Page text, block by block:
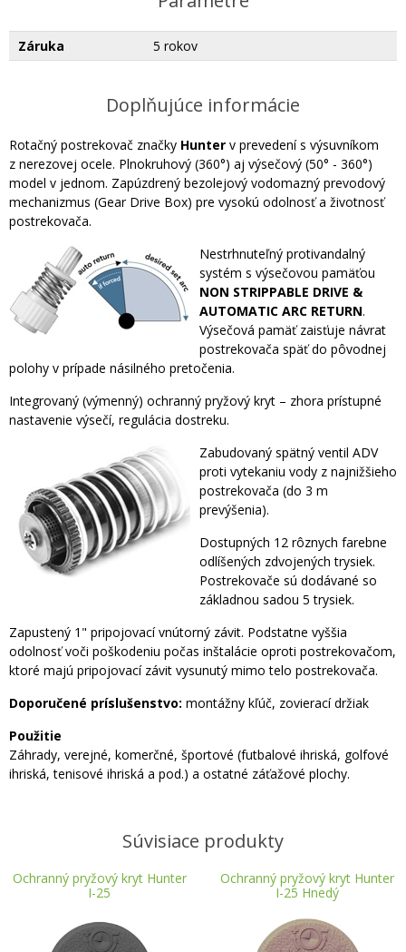
Záruka 5 rokov
Doplňujúce informácie
Rotačný postrekovač značky Hunter v prevedení s výsuvníkom
z nerezovej ocele. Plnokruhový (360°) aj výsečový (50° - 360°)
model v jednom. Zapúzdrený bezolejový vodomazný prevodový
mechanizmus (Gear Drive Box) pre vysokú odolnosť a životnosť
postrekovača.
Nestrhnuteľný protivandalný
systém s výsečovou pamäťou
NON STRIPPABLE DRIVE &
AUTOMATIC ARC RETURN.
Výsečová pamäť zaisťuje návrat
postrekovača späť do pôvodnej
polohy v prípade násilného pretočenia.
Integrovaný (výmenný) ochranný pryžový kryt – zhora prístupné
nastavenie výsečí, regulácia dostreku.
Zabudovaný spätný ventil ADV
proti vytekaniu vody z najnižšieho
postrekovača (do 3 m
prevýšenia).
Dostupných 12 rôznych farebne
odlíšených zdvojených trysiek.
Postrekovače sú dodávané so
základnou sadou 5 trysiek.
Zapustený 1" pripojovací vnútorný závit. Podstatne vyššia
odolnosť voči poškodeniu počas inštalácie oproti postrekovačom,
ktoré majú pripojovací závit vysunutý mimo telo postrekovača.
Doporučené príslušenstvo: montážny kľúč, zovierací držiak
Použitie
Záhrady, verejné, komerčné, športové (futbalové ihriská, golfové
ihriská, tenisové ihriská a pod.) a ostatné záťažové plochy.
Súvisiace produkty
Ochranný pryžový kryt Hunter
I-25
Ochranný pryžový kryt Hunter
I-25 Hnedý